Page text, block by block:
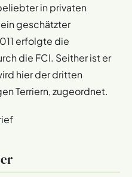
in privaten
geschätzter
erfolgte die
die FCI. Seither ist er
hier der dritten
Terriern, zugeordnet.